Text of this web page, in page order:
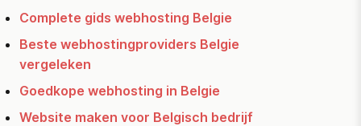
Complete gids webhosting Belgie
Beste webhostingproviders Belgie
vergeleken
Goedkope webhosting in Belgie
Website maken voor Belgisch bedrijf